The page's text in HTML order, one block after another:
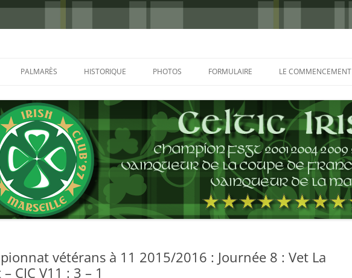
PALMARÈS HISTORIQUE PHOTOS
GLASGOW 2002
CHARLIE & THE BHOYS 2006
PRAGUE 2006
NICE 2008
FORMULAIRE LE COMMENCEMENT
vétérans à 11 2015/2016 : Journée 8 : Vet La
CIC V11 : 3 – 1